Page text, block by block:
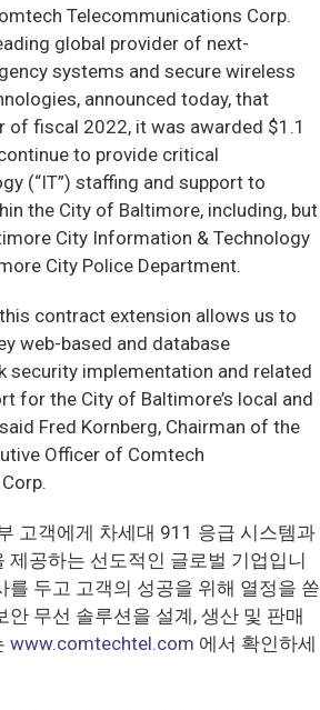
Telecommunications Corp.
global provider of next-
systems and secure wireless
announced today, that
of fiscal 2022, it was awarded $1.1
to provide critical
(“IT”) staffing and support to
the City of Baltimore, including, but
City Information & Technology
City Police Department.
contract extension allows us to
web-based and database
security implementation and related
for the City of Baltimore’s local and
Fred Kornberg, Chairman of the
Officer of Comtech
고객에게 차세대 911 응급 시스템과
제공하는 선도적인 글로벌 기업입니
를 두고 고객의 성공을 위해 열정을 쏟
안 무선 솔루션을 설계, 생산 및 판매
www.comtechtel.com 에서 확인하세